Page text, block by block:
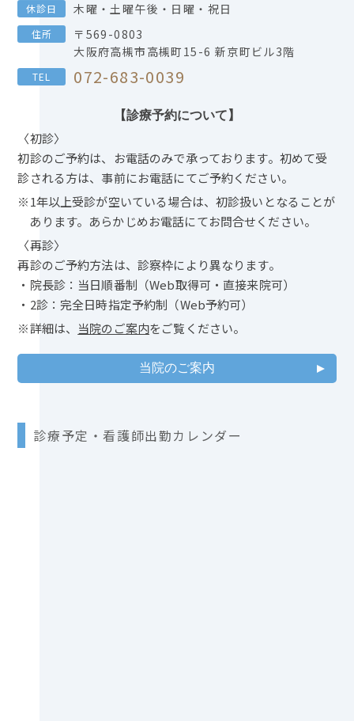
休診日 木曜・土曜午後・日曜・祝日
住所
〒569-0803
大阪府高槻市高槻町15-6 新京町ビル3階
TEL 072-683-0039
【診療予約について】
〈初診〉
初診のご予約は、お電話のみで承っております。初めて受
診される方は、事前にお電話にてご予約ください。
※1年以上受診が空いている場合は、初診扱いとなることが
あります。あらかじめお電話にてお問合せください。
〈再診〉
再診のご予約方法は、診察枠により異なります。
・院長診：当日順番制（Web取得可・直接来院可）
・2診：完全日時指定予約制（Web予約可）
※詳細は、 当院のご案内をご覧ください。
当院のご案内
診療予定・看護師出勤カレンダー